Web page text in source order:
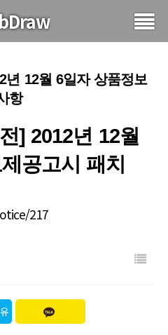
년 12월 6일자 상품정보
항
] 2012년 12월
공고시 패치
217